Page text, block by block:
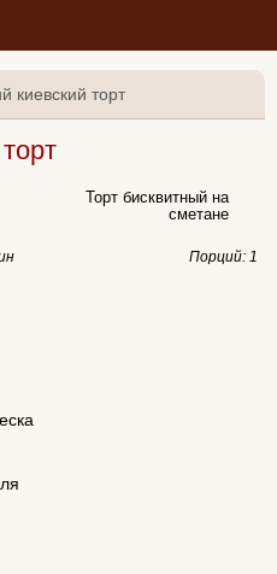
киевский торт
Торт бисквитный на
сметане
Порций: 1